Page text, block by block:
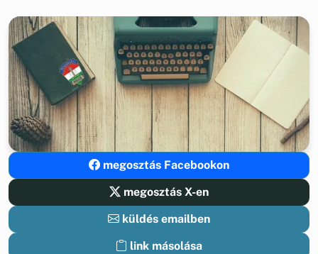
megosztás Facebookon
megosztás X-en
küldés emailben
link másolása